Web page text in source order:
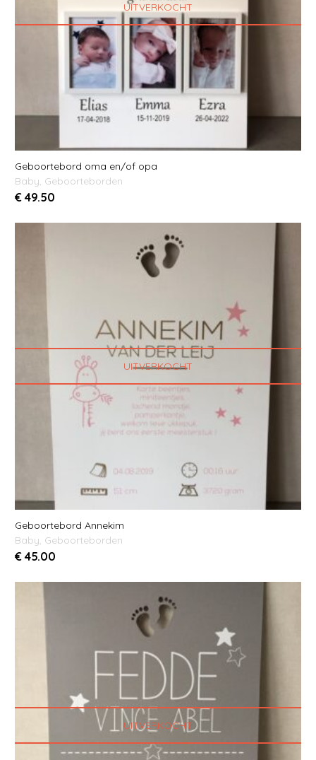
UITVERKOCHT
Geboortebord oma en/of opa
Baby, Geboorteborden
€ 49.50
UITVERKOCHT
Geboortebord Annekim
Baby, Geboorteborden
€ 45.00
UITVERKOCHT